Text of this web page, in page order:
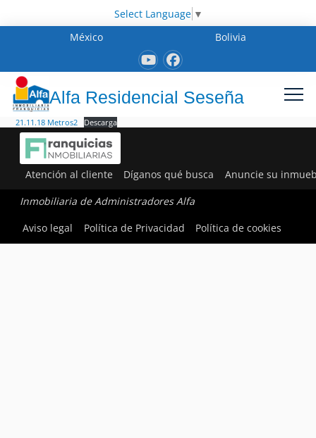
Select Language ▼
México
Bolivia
Alfa Residencial Seseña
21.11.18 Metros2 Descarga
Atención al cliente Díganos qué busca Anuncie su
Inmobiliaria de Administradores Alfa
Aviso legal
Política de Privacidad Política de cookies